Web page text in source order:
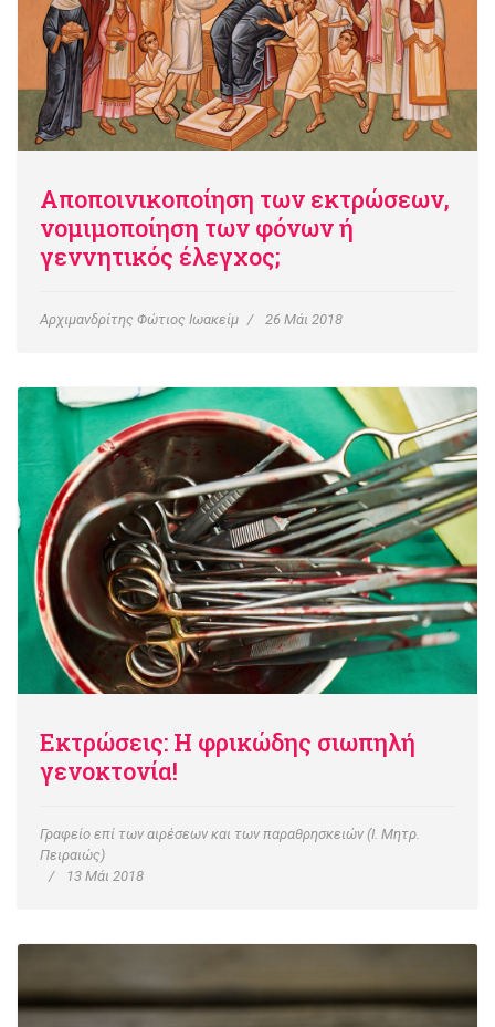
Αποποινικοποίηση των εκτρώσεων,
νομιμοποίηση των φόνων ή
γεννητικός έλεγχος;
Αρχιμανδρίτης Φώτιος Ιωακείμ 26 Μάι 2018
Εκτρώσεις: Η φρικώδης σιωπηλή
γενοκτονία!
Γραφείο επί των αιρέσεων και των παραθρησκειών (Ι. Μητρ.
Πειραιώς)
13 Μάι 2018